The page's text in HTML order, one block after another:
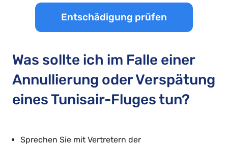
Entschädigung prüfen
Was sollte ich im Falle einer
Annullierung oder Verspätung
eines Tunisair-Fluges tun?
Sprechen Sie mit Vertretern der